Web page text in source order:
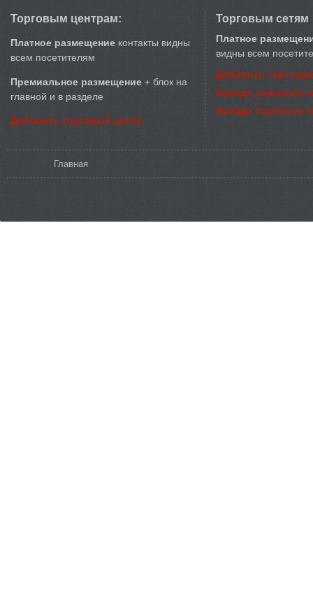
Торговым центрам:
Платное размещение контакты видны
всем посетителям
Премиальное размещение + блок на
главной и в разделе
Добавить торговый центр
Торговым сетям
Платное
видны всем
Добавить
Аренда торговых
Аренда торговых
Главная